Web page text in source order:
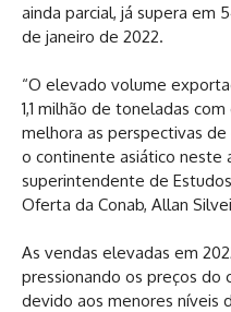
ainda parcial, já supera em
de janeiro de 2022.
“O elevado volume
1,1 milhão de toneladas
melhora as perspectivas
o continente asiático neste
superintendente de
Oferta da Conab, Allan
As vendas elevadas em
pressionando os preços do
devido aos menores níveis